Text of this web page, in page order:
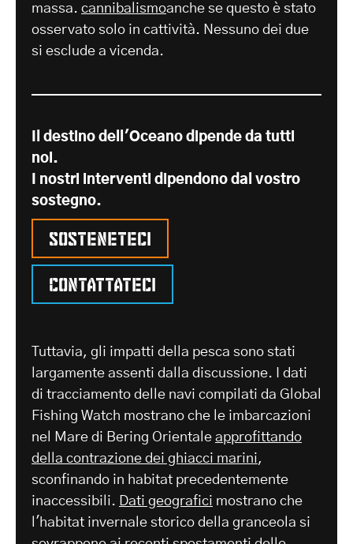
massa. cannibalismoanche se questo è stato
osservato solo in cattività. Nessuno dei due
si esclude a vicenda.
Il destino dell'Oceano dipende da tutti
noi.
I nostri interventi dipendono dal vostro
sostegno.
Sosteneteci
Contattateci
Tuttavia, gli impatti della pesca sono stati
largamente assenti dalla discussione. I dati
di tracciamento delle navi compilati da Global
Fishing Watch mostrano che le imbarcazioni
nel Mare di Bering Orientale approfittando
della contrazione dei ghiacci marini,
sconfinando in habitat precedentemente
inaccessibili. Dati geografici mostrano che
l'habitat invernale storico della granceola si